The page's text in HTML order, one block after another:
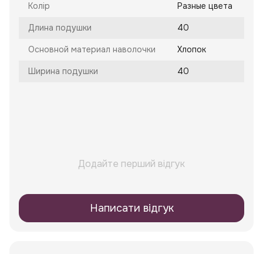
Колір Разные цвета
Длина подушки 40
Основной материал наволочки Хлопок
Ширина подушки 40
Додайте перший відгук
Написати відгук